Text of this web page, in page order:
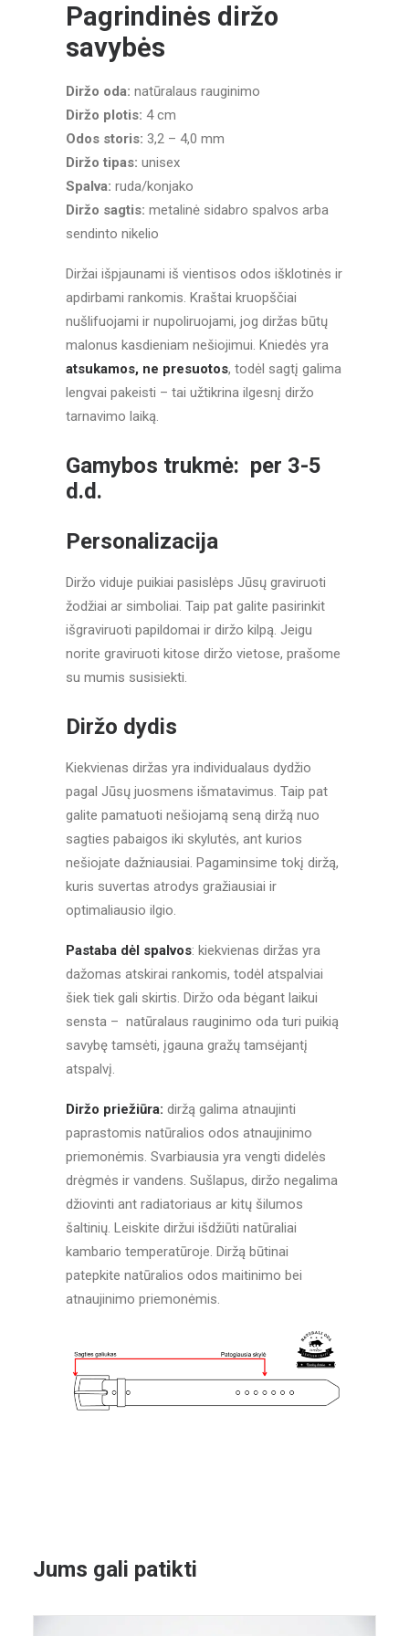
Pagrindinės diržo
savybės
Diržo oda: natūralaus rauginimo
Diržo plotis: 4 cm
Odos storis: 3,2 – 4,0 mm
Diržo tipas: unisex
Spalva: ruda/konjako
Diržo sagtis: metalinė sidabro spalvos arba
sendinto nikelio
Diržai išpjaunami iš vientisos odos išklotinės ir
apdirbami rankomis. Kraštai kruopščiai
nušlifuojami ir nupoliruojami, jog diržas būtų
malonus kasdieniam nešiojimui. Kniedės yra
atsukamos, ne presuotos, todėl sagtį galima
lengvai pakeisti – tai užtikrina ilgesnį diržo
tarnavimo laiką.
Gamybos trukmė: per 3-5
d.d.
Personalizacija
Diržo viduje puikiai pasislėps Jūsų graviruoti
žodžiai ar simboliai. Taip pat galite pasirinkit
išgraviruoti papildomai ir diržo kilpą. Jeigu
norite graviruoti kitose diržo vietose, prašome
su mumis susisiekti.
Diržo dydis
Kiekvienas diržas yra individualaus dydžio
pagal Jūsų juosmens išmatavimus. Taip pat
galite pamatuoti nešiojamą seną diržą nuo
sagties pabaigos iki skylutės, ant kurios
nešiojate dažniausiai. Pagaminsime tokį diržą,
kuris suvertas atrodys gražiausiai ir
optimaliausio ilgio.
Pastaba dėl spalvos: kiekvienas diržas yra
dažomas atskirai rankomis, todėl atspalviai
šiek tiek gali skirtis. Diržo oda bėgant laikui
sensta – natūralaus rauginimo oda turi puikią
savybę tamsėti, įgauna gražų tamsėjantį
atspalvį.
Diržo priežiūra: diržą galima atnaujinti
paprastomis natūralios odos atnaujinimo
priemonėmis. Svarbiausia yra vengti didelės
drėgmės ir vandens. Sušlapus, diržo negalima
džiovinti ant radiatoriaus ar kitų šilumos
šaltinių. Leiskite diržui išdžiūti natūraliai
kambario temperatūroje. Diržą būtinai
patepkite natūralios odos maitinimo bei
atnaujinimo priemonėmis.
Jums gali patikti